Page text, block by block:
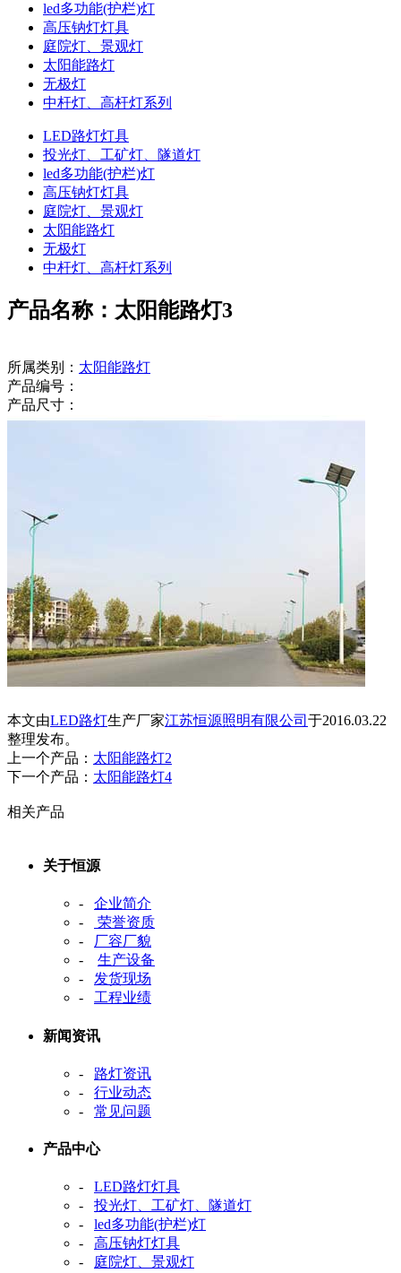
led多功能(护栏)灯
高压钠灯灯具
庭院灯、景观灯
太阳能路灯
无极灯
中杆灯、高杆灯系列
LED路灯灯具
投光灯、工矿灯、隧道灯
led多功能(护栏)灯
高压钠灯灯具
庭院灯、景观灯
太阳能路灯
无极灯
中杆灯、高杆灯系列
产品名称：太阳能路灯3
所属类别： 太阳能路灯
产品编号：
产品尺寸：
本文由LED路灯生产厂家江苏恒源照明有限公司 于2016.03.22
整理发布。
上一个产品： 太阳能路灯2
下一个产品： 太阳能路灯4
相关产品
关于恒源
- 企业简介
-
荣誉资质
- 厂容厂貌
- 生产设备
- 发货现场
- 工程业绩
新闻资讯
- 路灯资讯
- 行业动态
- 常见问题
产品中心
- LED路灯灯具
- 投光灯、工矿灯、隧道灯
- led多功能(护栏)灯
- 高压钠灯灯具
- 庭院灯、景观灯